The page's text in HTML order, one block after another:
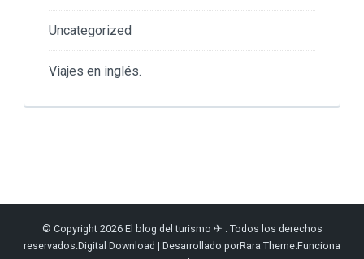
Uncategorized
Viajes en inglés.
© Copyright 2026 El blog del turismo ✈
. Todos los derechos
reservados. Digital Download | Desarrollado porRara Theme .Funciona